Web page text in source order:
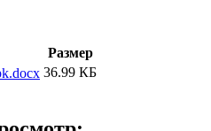
Размер
36.99 КБ